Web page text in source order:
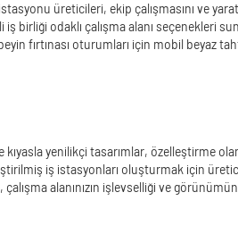
üreticileri, ekip çalışmasını ve
birliği odaklı çalışma alanı seçenekleri
fırtınası oturumları için mobil beyaz
yenilikçi tasarımlar, özelleştirme
iş istasyonları oluşturmak için
alanınızın işlevselliği ve